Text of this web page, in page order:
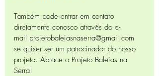
Também pode entrar em contato
diretamente conosco através do e-
mail projetobaleiasnaserra@gmail.com
se quiser ser um patrocinador do nosso
projeto. Abrace o Projeto Baleias na
Serra!